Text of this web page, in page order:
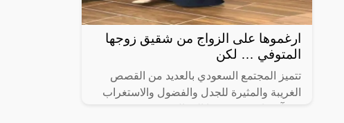
ارغموها على الزواج من شقيق زوجها
المتوفي … لكن
تتميز المجتمع السعودي بالعديد من القصص
الغريبة والمثيرة للجدل والفضول والاستغراب